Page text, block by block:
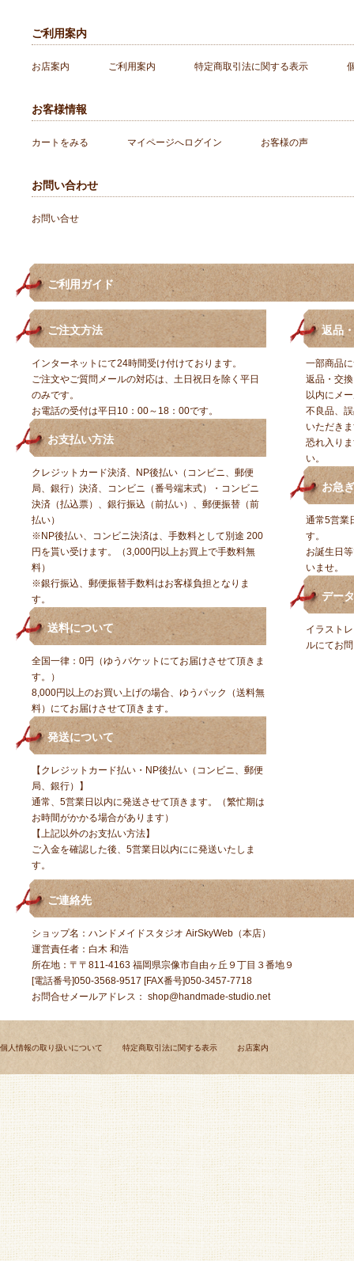
ご利用案内
お店案内 ご利用案内 特定商取引法に関する表示
お客様情報
カートをみる マイページへログイン お客様の声
お問い合わせ
お問い合せ
ご利用ガイド
ご注文方法
インターネットにて24時間受け付けております。
ご注文やご質問メールの対応は、土日祝日を除く平日
のみです。
お電話の受付は平日10：00～18：00です。
お支払い方法
クレジットカード決済、NP後払い（コンビニ、郵便
局、銀行）決済、コンビニ（番号端末式）・コンビニ
決済（払込票）、銀行振込（前払い）、郵便振替（前
払い）
※NP後払い、コンビニ決済は、手数料として別途 200
円を貰い受けます。（3,000円以上お買上で手数料無
料）
※銀行振込、郵便振替手数料はお客様負担となりま
す。
送料について
全国一律：0円（ゆうパケットにてお届けさせて頂きま
す。）
8,000円以上のお買い上げの場合、ゆうパック（送料無
料）にてお届けさせて頂きます。
発送について
【クレジットカード払い・NP後払い（コンビニ、郵便
局、銀行）】
通常、5営業日以内に発送させて頂きます。（繁忙期は
お時間がかかる場合があります）
【上記以外のお支払い方法】
ご入金を確認した後、5営業日以内にに発送いたしま
す。
返品
一部商品
返品・交
以内にメ
不良品、
いただき
恐れ入り
い。
お急
通常5営業
す。
お誕生日
いませ。
デー
イラスト
ルにてお
ご連絡先
ショップ名：ハンドメイドスタジオ AirSkyWeb（本店）
運営責任者：白木 和浩
所在地：〒〒811-4163 福岡県宗像市自由ヶ丘９丁目３番地９
[電話番号]050-3568-9517 [FAX番号]050-3457-7718
お問合せメールアドレス： shop@handmade-studio.net
個人情報の取り扱いについて 特定商取引法に関する表示 お店案内